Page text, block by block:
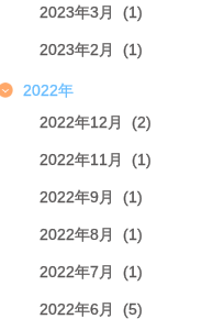
2023年3月 (1)
2023年2月 (1)
2022年
2022年12月 (2)
2022年11月 (1)
2022年9月 (1)
2022年8月 (1)
2022年7月 (1)
2022年6月 (5)